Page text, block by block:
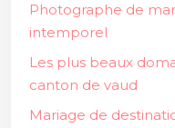
Photographe de
intemporel
Les plus beaux
canton de vaud
Mariage de